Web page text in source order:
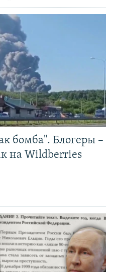
бомба". Блогеры –
на Wildberries